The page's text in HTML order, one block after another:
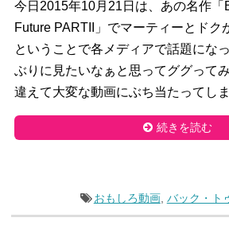
今日2015年10月21日は、あの名作「
Future PARTII」でマーティーとドク
ということで各メディアで話題にな
ぶりに見たいなぁと思ってググって
違えて大変な動画にぶち当たってし
続きを読む
おもしろ動画, バック・ト